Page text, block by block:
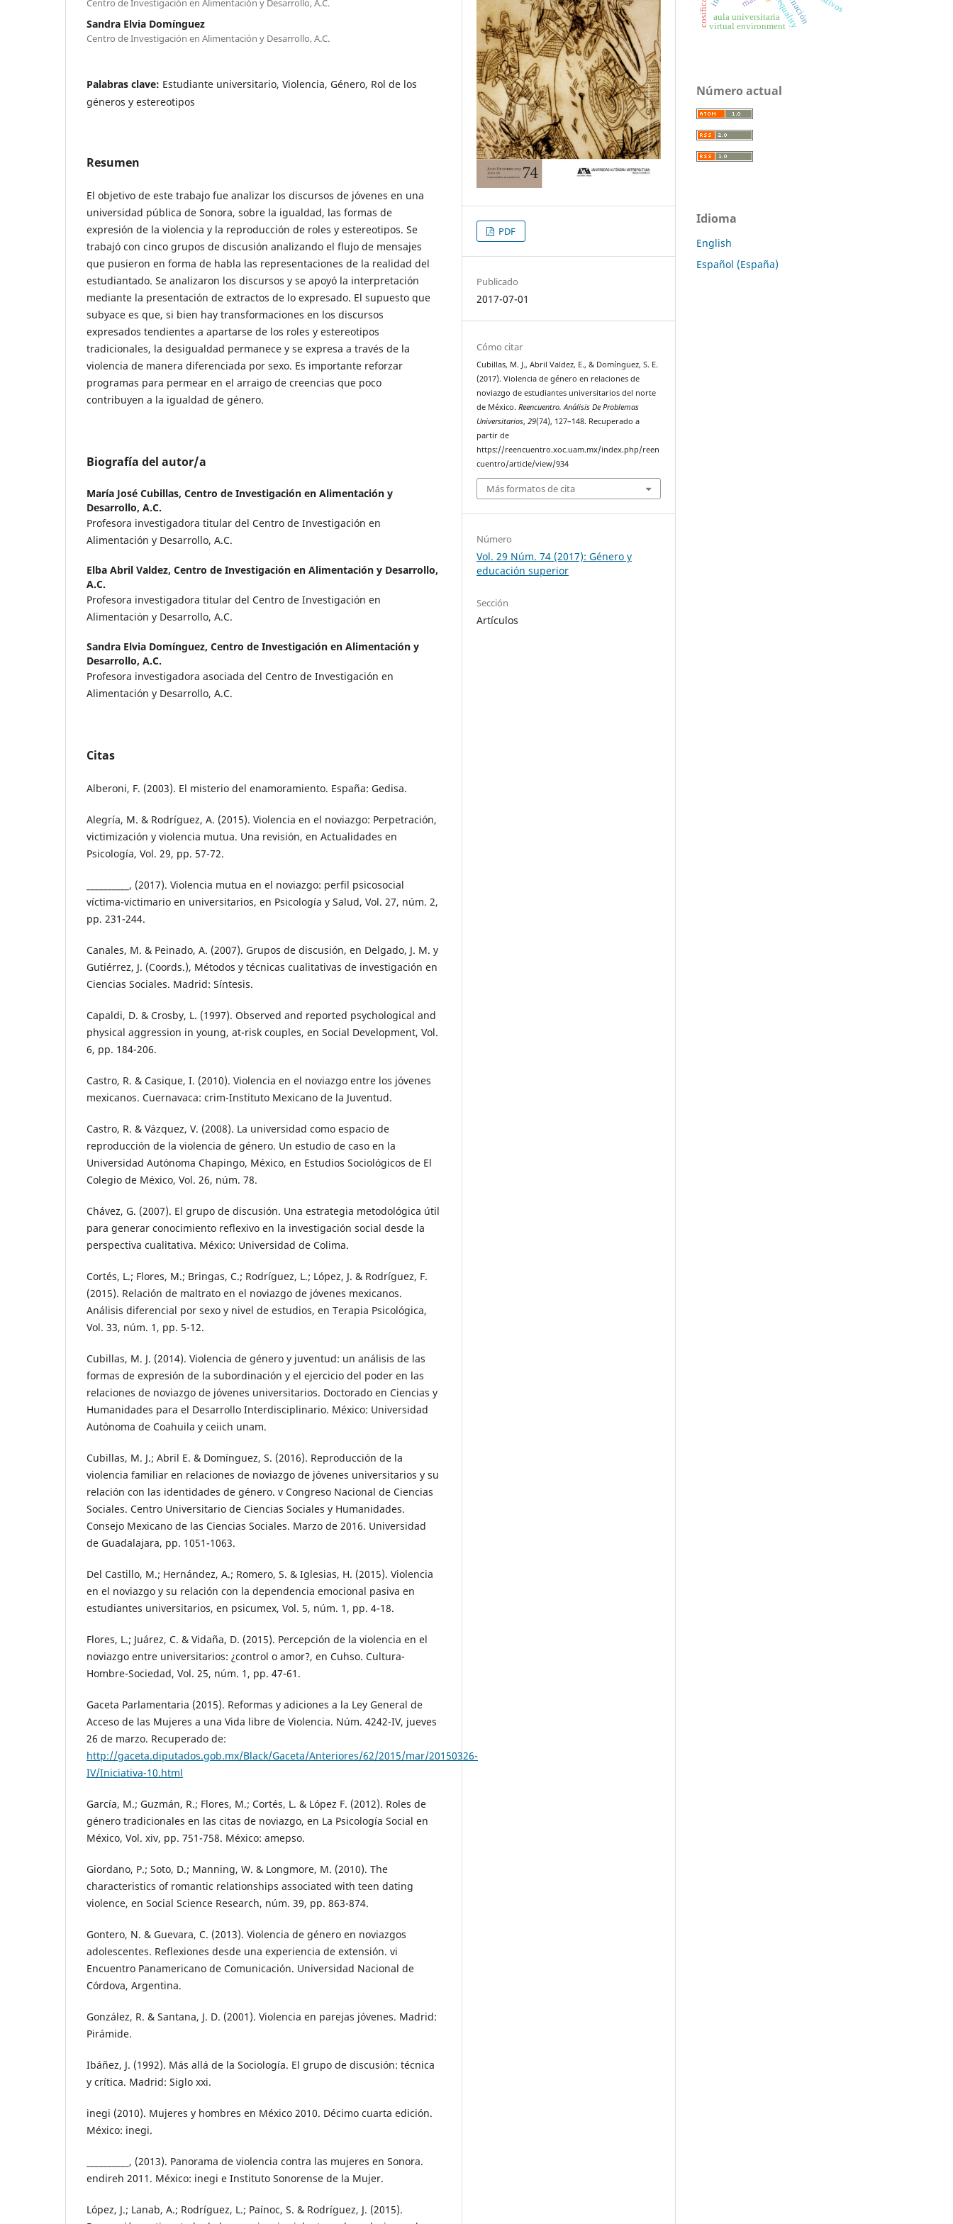
Centro de Investigación en Alimentación y Desarrollo, A.C.
Sandra Elvia Domínguez
Centro de Investigación en Alimentación y Desarrollo, A.C.
Palabras clave: Estudiante universitario, Violencia, Género, Rol de los
géneros y estereotipos
Resumen
El objetivo de este trabajo fue analizar los discursos de jóvenes en una
universidad pública de Sonora, sobre la igualdad, las formas de
expresión de la violencia y la reproducción de roles y estereotipos. Se
trabajó con cinco grupos de discusión analizando el flujo de mensajes
que pusieron en forma de habla las representaciones de la realidad del
estudiantado. Se analizaron los discursos y se apoyó la interpretación
mediante la presentación de extractos de lo expresado. El supuesto que
subyace es que, si bien hay transformaciones en los discursos
expresados tendientes a apartarse de los roles y estereotipos
tradicionales, la desigualdad permanece y se expresa a través de la
violencia de manera diferenciada por sexo. Es importante reforzar
programas para permear en el arraigo de creencias que poco
contribuyen a la igualdad de género.
Biografía del autor/a
María José Cubillas, Centro de Investigación en Alimentación y
Desarrollo, A.C.
Profesora investigadora titular del Centro de Investigación en
Alimentación y Desarrollo, A.C.
Elba Abril Valdez, Centro de Investigación en Alimentación y Desarrollo,
A.C.
Profesora investigadora titular del Centro de Investigación en
Alimentación y Desarrollo, A.C.
Sandra Elvia Domínguez, Centro de Investigación en Alimentación y
Desarrollo, A.C.
Profesora investigadora asociada del Centro de Investigación en
Alimentación y Desarrollo, A.C.
Citas
Alberoni, F. (2003). El misterio del enamoramiento. España: Gedisa.
Alegría, M. & Rodríguez, A. (2015). Violencia en el noviazgo: Perpetración,
victimización y violencia mutua. Una revisión, en Actualidades en
Psicología, Vol. 29, pp. 57-72.
__________, (2017). Violencia mutua en el noviazgo: perfil psicosocial
víctima-victimario en universitarios, en Psicología y Salud, Vol. 27, núm. 2,
pp. 231-244.
Canales, M. & Peinado, A. (2007). Grupos de discusión, en Delgado, J. M. y
Gutiérrez, J. (Coords.), Métodos y técnicas cualitativas de investigación en
Ciencias Sociales. Madrid: Síntesis.
Capaldi, D. & Crosby, L. (1997). Observed and reported psychological and
physical aggression in young, at-risk couples, en Social Development, Vol.
6, pp. 184-206.
Castro, R. & Casique, I. (2010). Violencia en el noviazgo entre los jóvenes
mexicanos. Cuernavaca: crim-Instituto Mexicano de la Juventud.
Castro, R. & Vázquez, V. (2008). La universidad como espacio de
reproducción de la violencia de género. Un estudio de caso en la
Universidad Autónoma Chapingo, México, en Estudios Sociológicos de El
Colegio de México, Vol. 26, núm. 78.
Chávez, G. (2007). El grupo de discusión. Una estrategia metodológica útil
para generar conocimiento reflexivo en la investigación social desde la
perspectiva cualitativa. México: Universidad de Colima.
Cortés, L.; Flores, M.; Bringas, C.; Rodríguez, L.; López, J. & Rodríguez, F.
(2015). Relación de maltrato en el noviazgo de jóvenes mexicanos.
Análisis diferencial por sexo y nivel de estudios, en Terapia Psicológica,
Vol. 33, núm. 1, pp. 5-12.
Cubillas, M. J. (2014). Violencia de género y juventud: un análisis de las
formas de expresión de la subordinación y el ejercicio del poder en las
relaciones de noviazgo de jóvenes universitarios. Doctorado en Ciencias y
Humanidades para el Desarrollo Interdisciplinario. México: Universidad
Autónoma de Coahuila y ceiich unam.
Cubillas, M. J.; Abril E. & Domínguez, S. (2016). Reproducción de la
violencia familiar en relaciones de noviazgo de jóvenes universitarios y su
relación con las identidades de género. v Congreso Nacional de Ciencias
Sociales. Centro Universitario de Ciencias Sociales y Humanidades.
Consejo Mexicano de las Ciencias Sociales. Marzo de 2016. Universidad
de Guadalajara, pp. 1051-1063.
Del Castillo, M.; Hernández, A.; Romero, S. & Iglesias, H. (2015). Violencia
en el noviazgo y su relación con la dependencia emocional pasiva en
estudiantes universitarios, en psicumex, Vol. 5, núm. 1, pp. 4-18.
Flores, L.; Juárez, C. & Vidaña, D. (2015). Percepción de la violencia en el
noviazgo entre universitarios: ¿control o amor?, en Cuhso. Cultura-
Hombre-Sociedad, Vol. 25, núm. 1, pp. 47-61.
Gaceta Parlamentaria (2015). Reformas y adiciones a la Ley General de
Acceso de las Mujeres a una Vida libre de Violencia. Núm. 4242-IV, jueves
26 de marzo. Recuperado de:
http://gaceta.diputados.gob.mx/Black/Gaceta/Anteriores/62/2015/mar/20150326-
IV/Iniciativa-10.html
García, M.; Guzmán, R.; Flores, M.; Cortés, L. & López F. (2012). Roles de
género tradicionales en las citas de noviazgo, en La Psicología Social en
México, Vol. xiv, pp. 751-758. México: amepso.
Giordano, P.; Soto, D.; Manning, W. & Longmore, M. (2010). The
characteristics of romantic relationships associated with teen dating
violence, en Social Science Research, núm. 39, pp. 863-874.
Gontero, N. & Guevara, C. (2013). Violencia de género en noviazgos
adolescentes. Reflexiones desde una experiencia de extensión. vi
Encuentro Panamericano de Comunicación. Universidad Nacional de
Córdova, Argentina.
González, R. & Santana, J. D. (2001). Violencia en parejas jóvenes. Madrid:
Pirámide.
Ibáñez, J. (1992). Más allá de la Sociología. El grupo de discusión: técnica
y crítica. Madrid: Siglo xxi.
inegi (2010). Mujeres y hombres en México 2010. Décimo cuarta edición.
México: inegi.
__________, (2013). Panorama de violencia contra las mujeres en Sonora.
endireh 2011. México: inegi e Instituto Sonorense de la Mujer.
López, J.; Lanab, A.; Rodríguez, L.; Paínoc, S. & Rodríguez, J. (2015).
PDF
Publicado
2017-07-01
Cómo citar
Cubillas, M. J., Abril Valdez, E., & Domínguez, S. E.
(2017). Violencia de género en relaciones de
noviazgo de estudiantes universitarios del norte
de México.Reencuentro. Análisis De Problemas
Universitarios,29(74), 127–148. Recuperado a
partir de
https://reencuentro.xoc.uam.mx/index.php/reen
cuentro/article/view/934
Más formatos de cita
Número
Vol. 29 Núm. 74 (2017): Género y
educación superior
Sección
Artículos
virtual environment
aula universitaria
Número actual
Idioma
English
Español (España)